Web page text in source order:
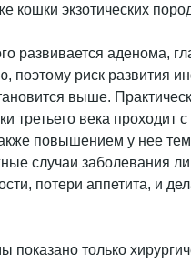
кошки экзотических
развивается аденома,
поэтому риск развития
выше.
третьего века проходит
повышением у нее
случаи заболевания
потери аппетита, и
показано только